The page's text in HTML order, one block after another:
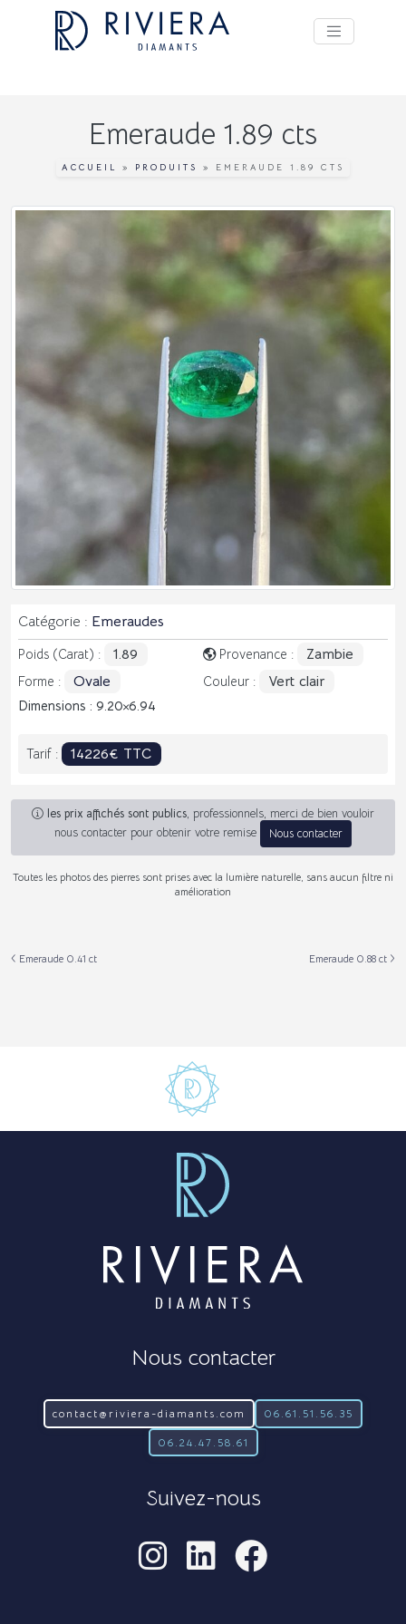
Emeraude 1.89 cts
ACCUEIL » PRODUITS » EMERAUDE 1.89 CTS
Catégorie : Emeraudes
Poids (Carat) : 1.89 Provenance : Zambie
Forme : Ovale Couleur : Vert clair
Dimensions : 9.20 6.94
Tarif : 14226€ TTC
les prix affichés sont publics, professionnels, merci de bien vouloir
nous contacter pour obtenir votre remise
Nous contacter
Toutes les photos des pierres sont prises avec la lumière naturelle, sans aucun filtre ni
amélioration
Emeraude 0.41 ct Emeraude 0.88 ct
Nous contacter
contact@riviera-diamants.com 06.61.51.56.35
06.24.47.58.61
Suivez-nous